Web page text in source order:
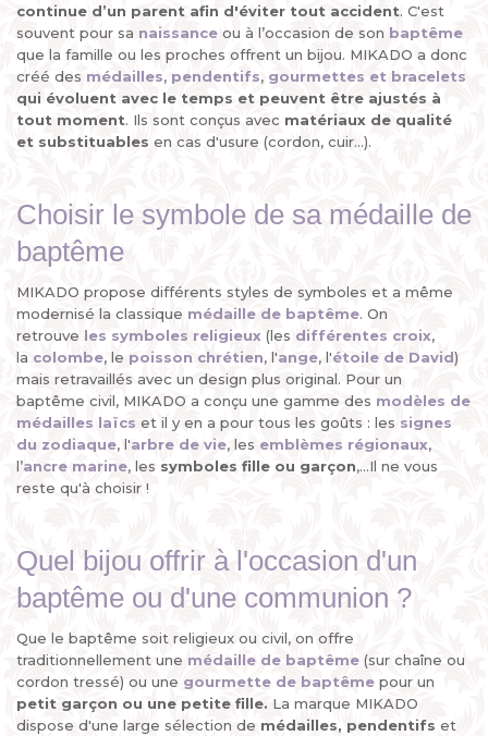
continue d’un parent afin d'éviter tout accident. C'est
souvent pour sa naissance ou à l’occasion de son baptême
que la famille ou les proches offrent un bijou. MIKADO a donc
créé des médailles, pendentifs, gourmettes et bracelets
qui évoluent avec le temps et peuvent être ajustés à
tout moment. Ils sont conçus avec matériaux de qualité
et substituables en cas d'usure (cordon, cuir...).
Choisir le symbole de sa médaille de
baptême
MIKADO propose différents styles de symboles et a même
modernisé la classique médaille de baptême. On
retrouve les symboles religieux (les différentes croix,
la colombe, le poisson chrétien, l'ange, l'étoile de David)
mais retravaillés avec un design plus original. Pour un
baptême civil, MIKADO a conçu une gamme des modèles de
médailles laïcs et il y en a pour tous les goûts : les signes
du zodiaque, l'arbre de vie, les emblèmes régionaux,
l’ancre marine, les symboles fille ou garçon,...Il ne vous
reste qu'à choisir !
Quel bijou offrir à l'occasion d'un
baptême ou d'une communion ?
Que le baptême soit religieux ou civil, on offre
traditionnellement une médaille de baptême (sur chaîne ou
cordon tressé) ou une gourmette de baptême pour un
petit garçon ou une petite fille. La marque MIKADO
dispose d'une large sélection de médailles, pendentifs et